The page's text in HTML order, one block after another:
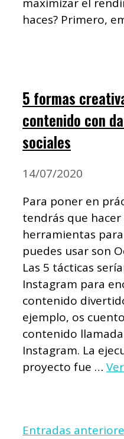
maximizar el
haces? Primero,
5 formas
contenido con
sociales
14/07/2020
Para poner en
tendrás que hacer
herramientas
puedes usar son
Las 5 tácticas
Instagram para
contenido
ejemplo, os
contenido
Instagram. La
proyecto fue …
Entradas